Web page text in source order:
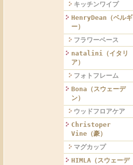
キッチンワイプ
HenryDean（ベルギ
ー）
フラワーベース
natalini（イタリ
ア）
フォトフレーム
Bona（スウェーデ
ン）
ウッドフロアケア
Christoper
Vine（豪）
マグカップ
HIMLA（スウェーデ